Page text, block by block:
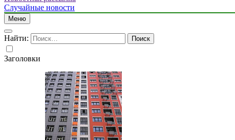
Случайные новости
Меню
Найти:
Заголовки